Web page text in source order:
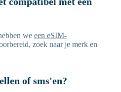
we een eSIM-
zoek naar je merk en
of sms'en?